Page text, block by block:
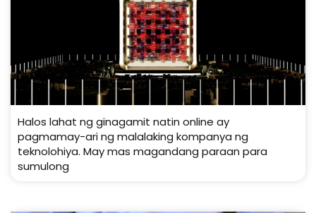
Halos lahat ng ginagamit natin online ay
pagmamay-ari ng malalaking kompanya ng
teknolohiya. May mas magandang paraan para
sumulong